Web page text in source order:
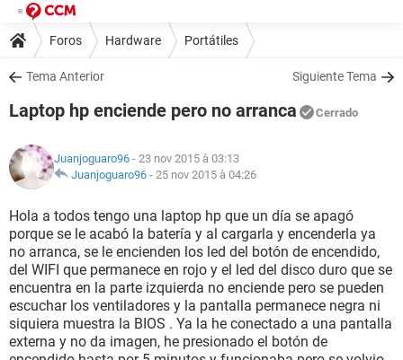
Foros Hardware Portátiles
Tema Anterior Siguiente Tema
Laptop hp enciende pero no arranca Cerrado
Juanjoguaro96 - 23 nov 2015 à 03:13
Juanjoguaro96 - 25 nov 2015 à 04:26
Hola a todos tengo una laptop hp que un día se apagó
porque se le acabó la batería y al cargarla y encenderla ya
no arranca, se le encienden los led del botón de encendido,
del WIFI que permanece en rojo y el led del disco duro que se
encuentra en la parte izquierda no enciende pero se pueden
escuchar los ventiladores y la pantalla permanece negra ni
siquiera muestra la BIOS . Ya la he conectado a una pantalla
externa y no da imagen, he presionado el botón de